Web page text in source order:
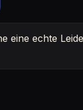
eine echte